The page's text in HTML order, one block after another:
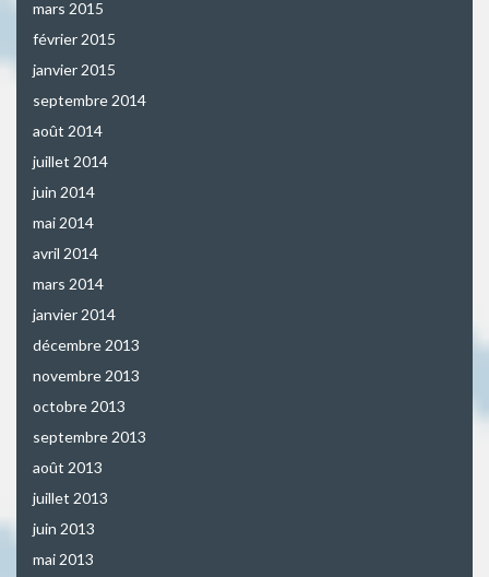
mars 2015
février 2015
janvier 2015
septembre 2014
août 2014
juillet 2014
juin 2014
mai 2014
avril 2014
mars 2014
janvier 2014
décembre 2013
novembre 2013
octobre 2013
septembre 2013
août 2013
juillet 2013
juin 2013
mai 2013